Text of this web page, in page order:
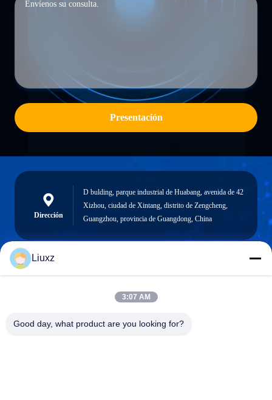
Presentación
Dirección
D bulding, parque industrial de Huabang, avenida de 42
Xizhou, ciudad de Xintang, distrito de Zengcheng,
Guangzhou, provincia de Guangdong, China
Liuxz
3:07 AM
Good day, what product are you looking for?